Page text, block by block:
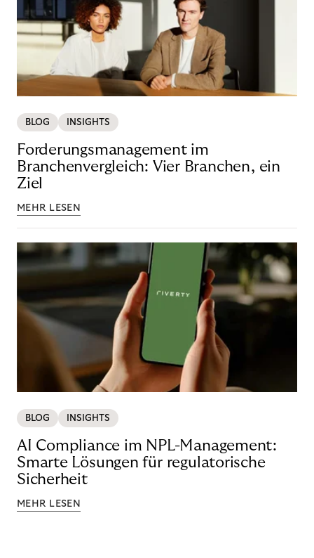
BLOG INSIGHTS
Forderungsmanagement im
Branchenvergleich: Vier Branchen, ein
Ziel
MEHR LESEN
BLOG INSIGHTS
AI Compliance im NPL-Management:
Smarte Lösungen für regulatorische
Sicherheit
MEHR LESEN